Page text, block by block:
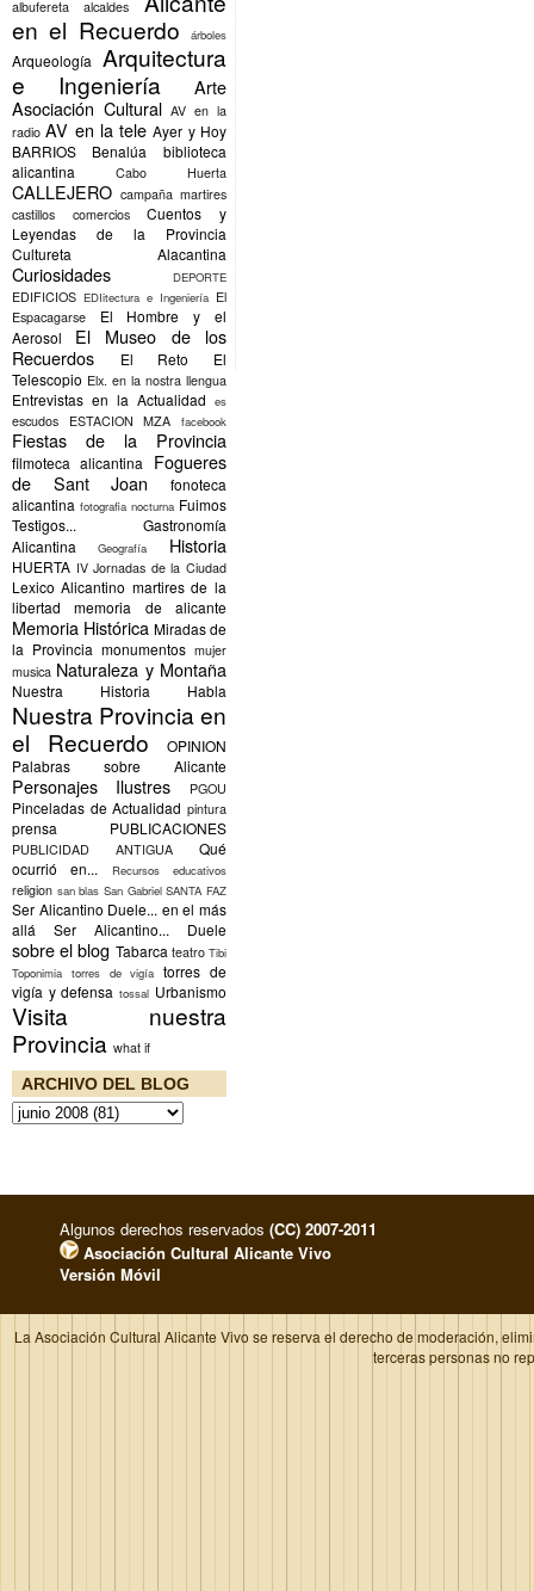
albufereta alcaldes
en el Recuerdo
árboles
Arqueología Arquitectura
e Ingeniería
Arte
Asociación Cultural AV en la
radio AV en la tele Ayer y Hoy
BARRIOS
Benalúa
biblioteca
alicantina
Cabo Huerta
CALLEJERO campaña martires
castillos
comercios
Cuentos y
Leyendas de la Provincia
Cultureta Alacantina
Curiosidades DEPORTE
EDIFICIOS EDIitectura e Ingeniería El
Espacagarse
El Hombre y el
Aerosol
El Museo de los
Recuerdos
El Reto
El
Telescopio Elx. en la nostra llengua
Entrevistas en la Actualidad es
escudos ESTACION MZA facebook
Fiestas de la Provincia
filmoteca alicantina
Fogueres
de Sant Joan
fonoteca
alicantina fotografia nocturna Fuimos
Testigos...
Gastronomía
Alicantina
Geografía Historia
HUERTA IV Jornadas de la Ciudad
Lexico Alicantino martires de la
libertad
memoria de alicante
Memoria Histórica Miradas de
la Provincia monumentos mujer
musica Naturaleza y Montaña
Nuestra Historia Habla
Nuestra Provincia en
el Recuerdo
OPINION
Palabras sobre Alicante
Personajes Ilustres PGOU
Pinceladas de Actualidad pintura
prensa PUBLICACIONES
PUBLICIDAD ANTIGUA
Qué
ocurrió en...
Recursos educativos
religion san blas San Gabriel SANTA FAZ
Ser Alicantino Duele... en el más
allá
Ser Alicantino... Duele
sobre el blog Tabarca teatro Tibi
Toponimia torres de vigía torres de
vigía y defensa tossal Urbanismo
Visita nuestra
Provincia what if
ARCHIVO DEL BLOG
Algunos derechos reservados (CC) 2007-2011
Asociación Cultural Alicante Vivo
Versión Móvil
La Asociación Cultural Alicante Vivo se reserva el derecho de moderación,
terceras personas no